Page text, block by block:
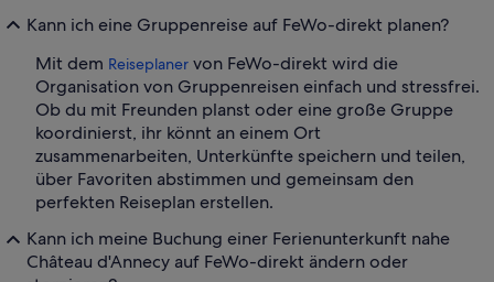
Kann ich eine Gruppenreise auf FeWo-direkt planen?
Mit dem Reiseplaner von FeWo-direkt wird die
Organisation von Gruppenreisen einfach und stressfrei.
Ob du mit Freunden planst oder eine große Gruppe
koordinierst, ihr könnt an einem Ort
zusammenarbeiten, Unterkünfte speichern und teilen,
über Favoriten abstimmen und gemeinsam den
perfekten Reiseplan erstellen.
Kann ich meine Buchung einer Ferienunterkunft nahe
Château d'Annecy auf FeWo-direkt ändern oder